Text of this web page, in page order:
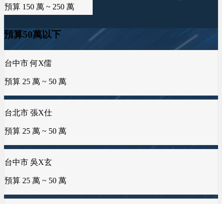
預算 25 萬 ~ 50 萬
預算 25 萬 ~ 50 萬
新竹市 EXc
預算 100 萬 ~ 100 萬
彰化縣 詹X任
預算 25 萬 ~ 100 萬
基隆市 胡X姐
預算 50 萬 ~ 100 萬
台南市 郭X洺
預算 25 萬 ~ 100 萬
預算 100 萬 ~ 200 萬
台南市 周X臣
桃園市 李X洋
新北市 蕭X微
台中市 李X靜
預算50萬以下
台中市 何X儒
預算 25 萬 ~ 50 萬
台北市 張X仕
預算 25 萬 ~ 50 萬
台中市 吳X玄
預算 25 萬 ~ 50 萬
台中市 羅X綾
預算 25 萬 ~ 50 萬